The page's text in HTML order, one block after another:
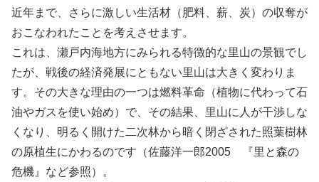
近年まで、さらに激しい生活材（肥料、薪、炭）の収奪が
おこなわれたことを考えさせます。
これは、瀬戸内海地方にみられる特徴的な里山の景観でし
たが、戦後の経済発展にともない里山は大きく変わりま
す。その大きな理由の一つは燃料革命（植物に代わって石
油やガスを使い始め）で、その結果、里山に人が干渉しな
くなり、明るく開けた二次林から暗く閉ざされた照葉樹林
の原植生にかわるのです（佐藤洋一郎2005 『里と森の
危機』など参照）。